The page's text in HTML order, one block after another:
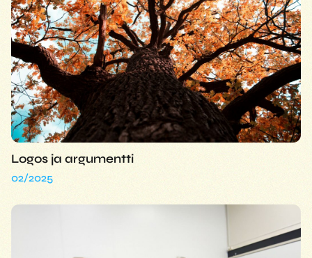
Logos ja argumentti
02/2025